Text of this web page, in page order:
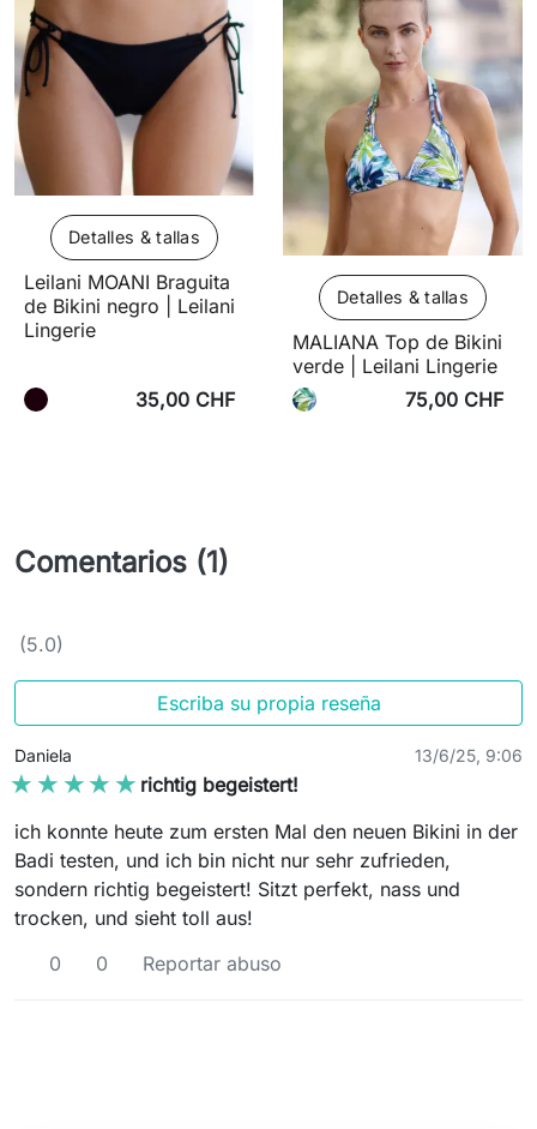
Detalles & tallas
Leilani MOANI Braguita
de Bikini negro | Leilani
Lingerie
35,00 CHF
Detalles & tallas
MALIANA Top de Bikini
verde | Leilani Lingerie
75,00 CHF
Comentarios (1)
(5.0)
Escriba su propia reseña
Daniela 13/6/25, 9:06
★★★★★
★★★★★ richtig begeistert!
ich konnte heute zum ersten Mal den neuen Bikini in der
Badi testen, und ich bin nicht nur sehr zufrieden,
sondern richtig begeistert! Sitzt perfekt, nass und
trocken, und sieht toll aus!
0
0 Reportar abuso